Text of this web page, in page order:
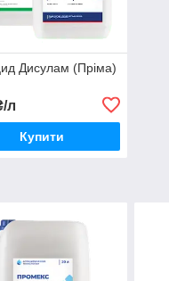
Дисулам (Пріма)
л
Купити